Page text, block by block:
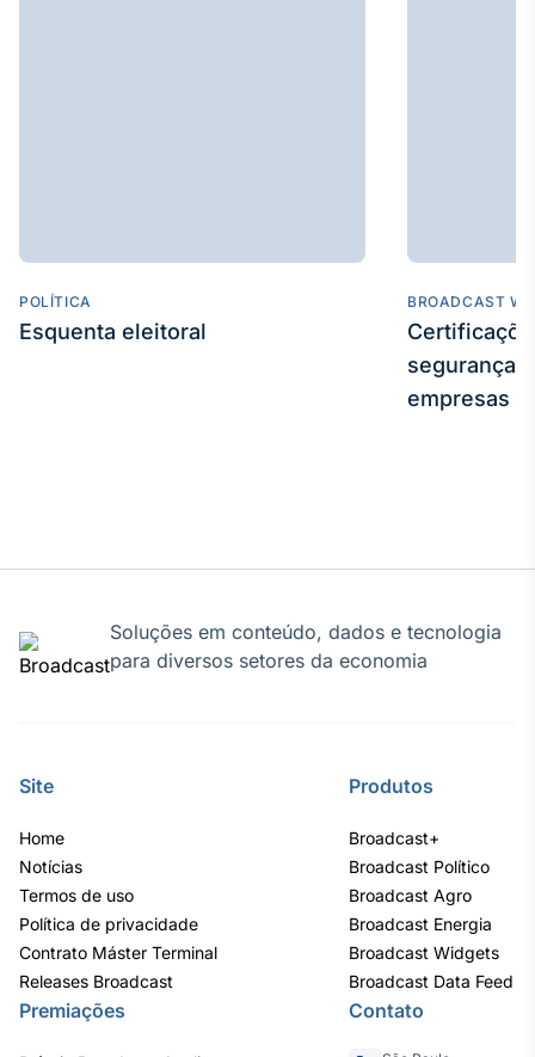
POLÍTICA
Esquenta eleitoral
BROADCAST
segurança
empresas
Soluções em conteúdo, dados e tecnologia
para diversos setores da economia
Site
Home
Notícias
Termos de uso
Política de privacidade
Contrato Máster Terminal
Releases Broadcast
Produtos
Broadcast+
Broadcast Político
Broadcast Agro
Broadcast Energia
Broadcast Widgets
Broadcast Data Feed
Premiações Contato